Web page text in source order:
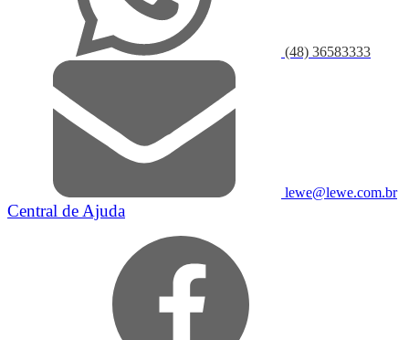
(48) 36583333
lewe@lewe.com.br
Central de Ajuda